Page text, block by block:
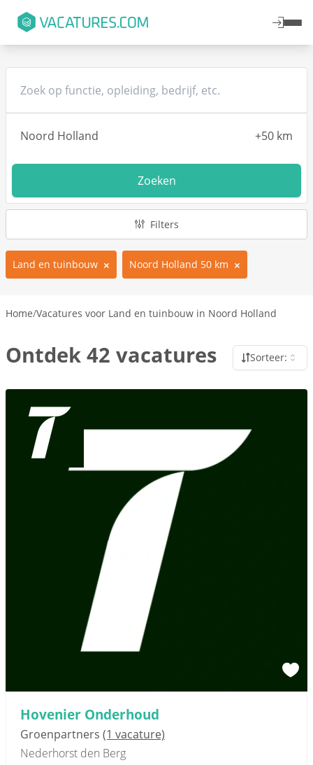
Zoeken
Filters
Land en tuinbouw Noord Holland 50 km
Home/Vacatures voor Land en tuinbouw in Noord Holland
Ontdek 42 vacatures Sorteer:
Hovenier Onderhoud
Groenpartners (1 vacature)
Nederhorst den Berg